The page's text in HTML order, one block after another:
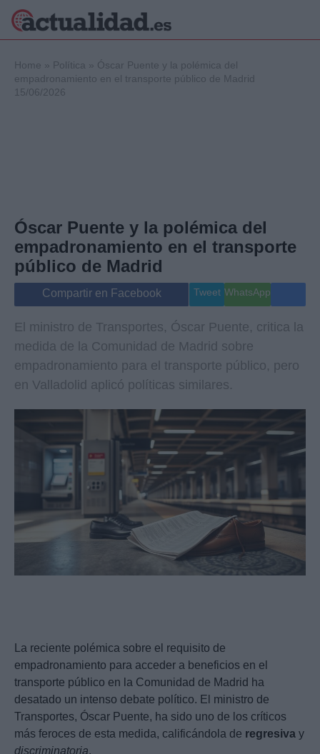
Internacional
Viajes
Gente
Musica
Home » Política » Óscar Puente y la polémica del
empadronamiento en el transporte público de Madrid
15/06/2026
Óscar Puente y la polémica del
empadronamiento en el transporte
público de Madrid
Compartir en Facebook Tweet WhatsApp
El ministro de Transportes, Óscar Puente, critica la
medida de la Comunidad de Madrid sobre
empadronamiento para el transporte público, pero
en Valladolid aplicó políticas similares.
La reciente polémica sobre el requisito de
empadronamiento para acceder a beneficios en el
transporte público en la Comunidad de Madrid ha
desatado un intenso debate político. El ministro de
Transportes, Óscar Puente, ha sido uno de los críticos
más feroces de esta medida, calificándola de regresiva y
discriminatoria.